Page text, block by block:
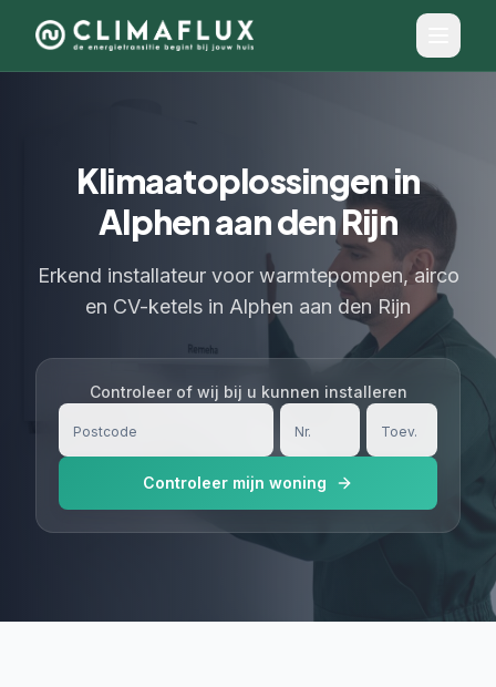
Klimaatoplossingen in
Alphen aan den Rijn
Erkend installateur voor warmtepompen, airco
en CV-ketels in Alphen aan den Rijn
Controleer of wij bij u kunnen installeren
Controleer mijn woning